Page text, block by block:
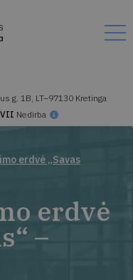
g. 1B, LT–97130 Kretinga
VII Nedirba
erdvė „Savas
erdvė
–